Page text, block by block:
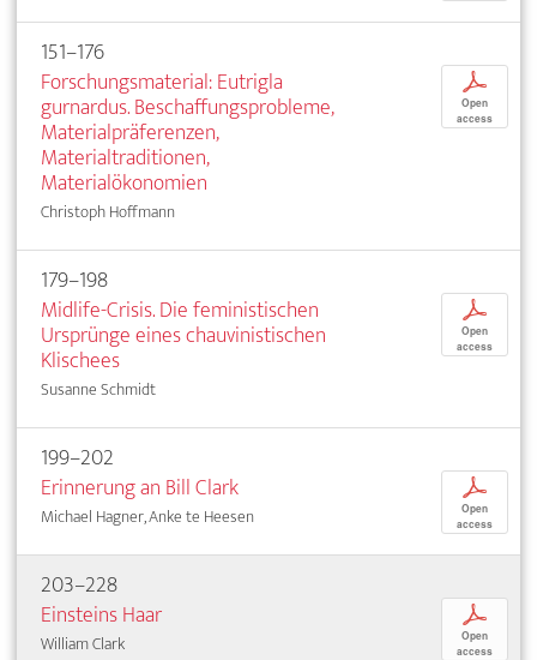
151–176
Forschungsmaterial: Eutrigla
gurnardus. Beschaffungsprobleme,
Materialpräferenzen,
Materialtraditionen,
Materialökonomien
Christoph Hoffmann
p
Open
access
179–198
Midlife-Crisis. Die feministischen
Ursprünge eines chauvinistischen
Klischees
Susanne Schmidt
p
Open
access
199–202
Erinnerung an Bill Clark
Michael Hagner, Anke te Heesen
p
Open
access
203–228
Einsteins Haar
William Clark
p
Open
access